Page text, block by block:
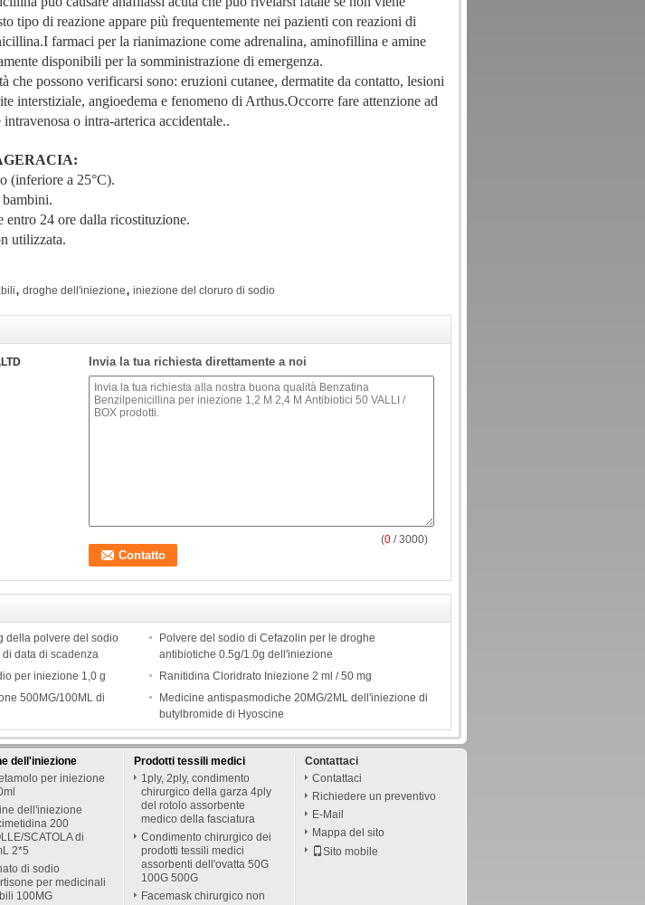
tipo di reazione appare più frequentemente nei pazienti con reazioni di
farmaci per la rianimazione come adrenalina, aminofillina e amine
disponibili per la somministrazione di emergenza.
che possono verificarsi sono: eruzioni cutanee, dermatite da contatto, lesioni
interstiziale, angioedema e fenomeno di Arthus.Occorre fare attenzione ad
o intra-arterica accidentale..
(inferiore a 25°C).
entro 24 ore dalla ricostituzione.
utilizzata.
, droghe dell'iniezione, iniezione del cloruro di sodio
Invia la tua richiesta direttamente a noi
(0 / 3000)
della polvere del sodio
data di scadenza
Polvere del sodio di Cefazolin per le droghe
antibiotiche 0.5g/1.0g dell'iniezione
per iniezione 1,0 g
Ranitidina Cloridrato Iniezione 2 ml / 50 mg
500MG/100ML di
Medicine antispasmodiche 20MG/2ML dell'iniezione di
butylbromide di Hyoscine
dell'iniezione
per iniezione
dell'iniezione
200
SCATOLA di
2*5
di sodio
per medicinali
100MG
Prodotti tessili medici
1ply, 2ply, condimento
chirurgico della garza 4ply
del rotolo assorbente
medico della fasciatura
Condimento chirurgico dei
prodotti tessili medici
assorbenti dell'ovatta 50G
100G 500G
Facemask chirurgico non
Contattaci
Contattaci
Richiedere un preventivo
E-Mail
Mappa del sito
Sito mobile